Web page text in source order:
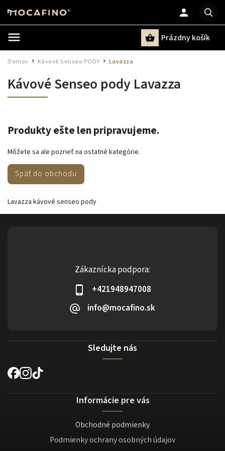
Prázdny košík
Domov Kávové Senseo PODY Lavazza
Kávové Senseo pody Lavazza
Produkty ešte len pripravujeme.
Môžete sa ale pozrieť na ostatné kategórie.
Späť do obchodu
Lavazza kávové senseo pody
Zákaznícka podpora:
+421948947008
info@mocafino.sk
Sledujte nás
Informácie pre vás
Obchodné podmienky
Podmienky ochrany osobných údajov